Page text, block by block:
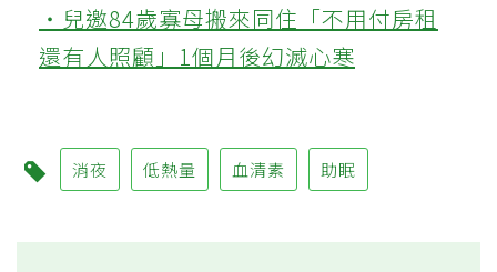
‧兒邀84歲寡母搬來同住「不用付房租
還有人照顧」1個月後幻滅心寒
消夜 低熱量 血清素 助眠